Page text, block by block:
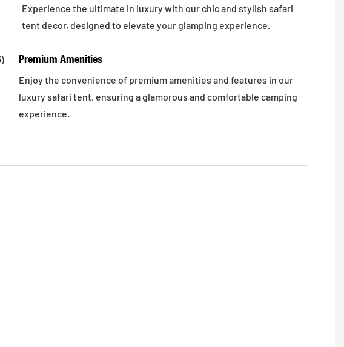
Experience the ultimate in luxury with our chic and stylish safari
tent decor, designed to elevate your glamping experience.
Premium Amenities
Enjoy the convenience of premium amenities and features in our
luxury safari tent, ensuring a glamorous and comfortable camping
experience.